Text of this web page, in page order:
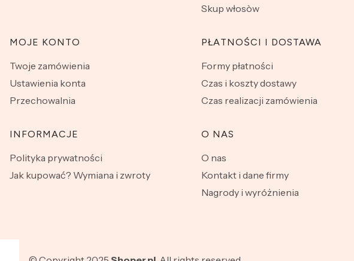
Skup włosòw
MOJE KONTO
Twoje zamówienia
Ustawienia konta
Przechowalnia
PŁATNOŚCI I DOSTAWA
Formy płatności
Czas i koszty dostawy
Czas realizacji zamówienia
INFORMACJE
Polityka prywatności
Jak kupować? Wymiana i zwroty
O NAS
O nas
Kontakt i dane firmy
Nagrody i wyróżnienia